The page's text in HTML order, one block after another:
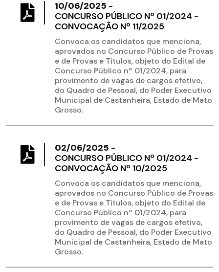
10/06/2025 -
CONCURSO PÚBLICO Nº 01/2024 -
CONVOCAÇÃO Nº 11/2025
Convoca os candidatos que menciona,
aprovados no Concurso Público de Provas
e de Provas e Títulos, objeto do Edital de
Concurso Público nº 01/2024, para
provimento de vagas de cargos efetivo,
do Quadro de Pessoal, do Poder Executivo
Municipal de Castanheira, Estado de Mato
Grosso.
02/06/2025 -
CONCURSO PÚBLICO Nº 01/2024 -
CONVOCAÇÃO Nº 10/2025
Convoca os candidatos que menciona,
aprovados no Concurso Público de Provas
e de Provas e Títulos, objeto do Edital de
Concurso Público nº 01/2024, para
provimento de vagas de cargos efetivo,
do Quadro de Pessoal, do Poder Executivo
Municipal de Castanheira, Estado de Mato
Grosso.